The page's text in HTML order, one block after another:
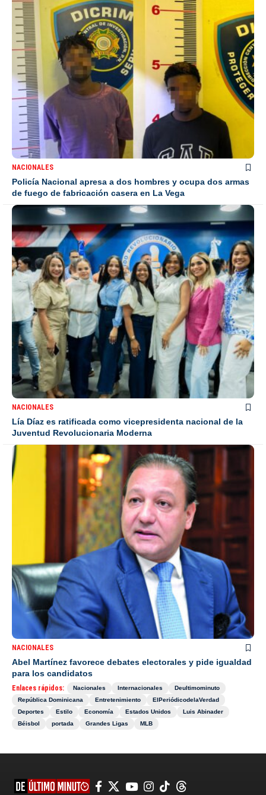
NACIONALES
Policía Nacional apresa a dos hombres y ocupa dos armas
de fuego de fabricación casera en La Vega
NACIONALES
Lía Díaz es ratificada como vicepresidenta nacional de la
Juventud Revolucionaria Moderna
NACIONALES
Abel Martínez favorece debates electorales y pide igualdad
para los candidatos
Enlaces rápidos: Nacionales Internacionales
Deultimominuto
República Dominicana
Entretenimiento
ElPeriódicodelaVerdad
Deportes
Estilo Economía Estados Unidos
Luis Abinader
Béisbol
portada Grandes Ligas MLB